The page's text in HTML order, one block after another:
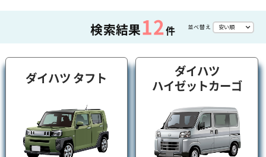
検索結果 12 件 並べ替え
ダイハツ タフト
ダイハツ
ハイゼットカーゴ